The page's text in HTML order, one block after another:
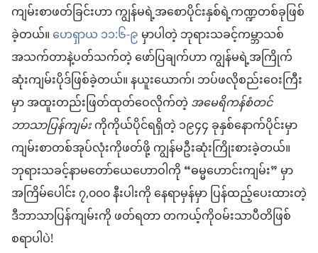
ကျမ်းစာ​ဖတ်ခြင်း​ဟာ ကျွန်မ​ရဲ့​အစောပိုင်း​နှစ်ရဲ့​ကဏ္ဍ​တစ်ခု​ဖြစ်​
ခဲ့တယ်။ဟေရှာယ ၁၁:၆-၉မှာပါတဲ့ ဘုရားသခင့်​ကမ္ဘာသစ်​
အသက်တာနဲ့​ပတ်သက်​တဲ့ ဖော်ပြချက်​ဟာ ကျွန်မ​ရဲ့​အကြိုက်
ဆုံး​ကျမ်းပိုဒ်​ဖြစ်​ခဲ့တယ်။ နယူးယောက်၊ ဘ​ပ်ဖ​လို​စည်းဝေးကြီး​
မှာ အထူး​တည်းဖြတ်​ထုတ်ဝေ​လိုက်တဲ့အမေရိကန်​စံတင်​
ဘာသာပြန်​ကျမ်းကို​ကိုယ်ပိုင်​ရရှိတဲ့ ၁၉၄၄ ခုနှစ်​နောက်ပိုင်း​မှာ
ကျမ်းစာ​တစ်အုပ်လုံး​ကို​ဖတ်​ဖို့ ကျွန်မ​ဦးဆုံး​ကြိုးစား​ခဲ့တယ်။
ဘုရားသခင့်​နာမတော်​ယေဟောဝါ​ကို “ဓမ္မဟောင်း​ကျမ်း” မှာ​
အကြိမ်ပေါင်း ၇,၀၀၀ နီးပါး​ကို နေရာ​မှန်​မှာ ပြန်​ထည့်​ပေး​ထား​တဲ့
ဒီ​ဘာသာပြန်​ကျမ်း​ကို ဖတ်​ရတာ တကယ့်ကို​ဝမ်းသာ​ပီတိ​ဖြစ်
စရာ​ပါ​ပဲ!